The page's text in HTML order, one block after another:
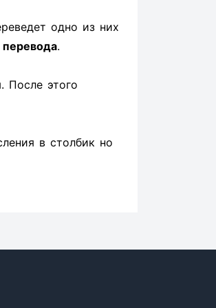
одно из них
.
После этого
в столбик но